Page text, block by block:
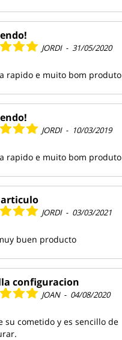
JORDI - 31/05/2020
rapido e muito bom produto
JORDI - 10/03/2019
rapido e muito bom produto
JORDI - 03/03/2021
buen producto
configuracion
JOAN - 04/08/2020
su cometido y es sencillo de